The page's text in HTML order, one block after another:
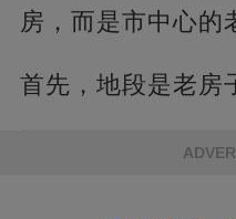
房，而是市中心的
首先，地段是老房